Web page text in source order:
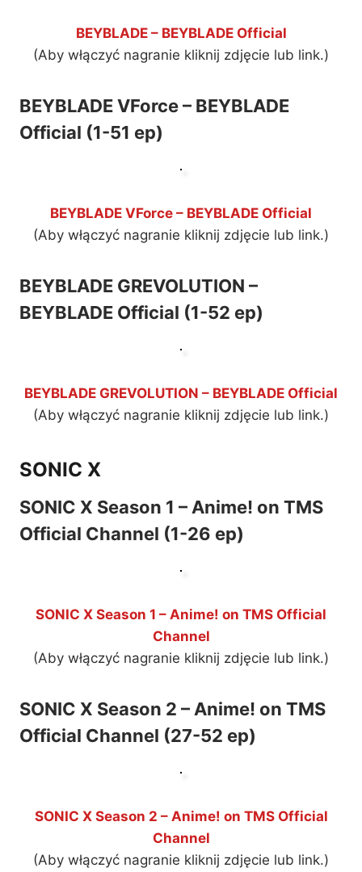
BEYBLADE – BEYBLADE Official
(Aby włączyć nagranie kliknij zdjęcie lub link.)
BEYBLADE VForce – BEYBLADE
Official (1-51 ep)
BEYBLADE VForce – BEYBLADE Official
(Aby włączyć nagranie kliknij zdjęcie lub link.)
BEYBLADE GREVOLUTION –
BEYBLADE Official (1-52 ep)
BEYBLADE GREVOLUTION – BEYBLADE Official
(Aby włączyć nagranie kliknij zdjęcie lub link.)
SONIC X
SONIC X Season 1 – Anime! on TMS
Official Channel (1-26 ep)
SONIC X Season 1 – Anime! on TMS Official
Channel
(Aby włączyć nagranie kliknij zdjęcie lub link.)
SONIC X Season 2 – Anime! on TMS
Official Channel (27-52 ep)
SONIC X Season 2 – Anime! on TMS Official
Channel
(Aby włączyć nagranie kliknij zdjęcie lub link.)